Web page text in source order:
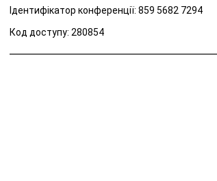
Ідентифікатор конференції: 859 5682 7294
Код доступу: 280854